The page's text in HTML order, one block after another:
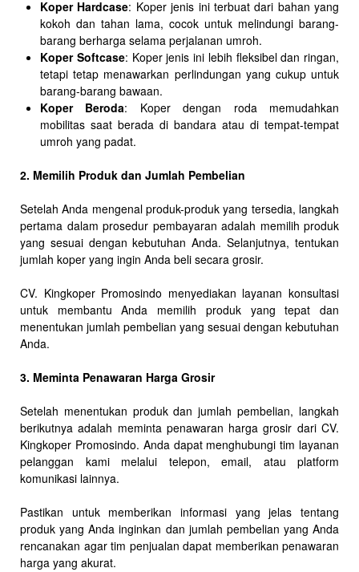
Koper Hardcase: Koper jenis ini terbuat dari bahan yang
kokoh dan tahan lama, cocok untuk melindungi barang-
barang berharga selama perjalanan umroh.
Koper Softcase: Koper jenis ini lebih fleksibel dan ringan,
tetapi tetap menawarkan perlindungan yang cukup untuk
barang-barang bawaan.
Koper Beroda: Koper dengan roda memudahkan
mobilitas saat berada di bandara atau di tempat-tempat
umroh yang padat.
2. Memilih Produk dan Jumlah Pembelian
Setelah Anda mengenal produk-produk yang tersedia, langkah
pertama dalam prosedur pembayaran adalah memilih produk
yang sesuai dengan kebutuhan Anda. Selanjutnya, tentukan
jumlah koper yang ingin Anda beli secara grosir.
CV. Kingkoper Promosindo menyediakan layanan konsultasi
untuk membantu Anda memilih produk yang tepat dan
menentukan jumlah pembelian yang sesuai dengan kebutuhan
Anda.
3. Meminta Penawaran Harga Grosir
Setelah menentukan produk dan jumlah pembelian, langkah
berikutnya adalah meminta penawaran harga grosir dari CV.
Kingkoper Promosindo. Anda dapat menghubungi tim layanan
pelanggan kami melalui telepon, email, atau platform
komunikasi lainnya.
Pastikan untuk memberikan informasi yang jelas tentang
produk yang Anda inginkan dan jumlah pembelian yang Anda
rencanakan agar tim penjualan dapat memberikan penawaran
harga yang akurat.